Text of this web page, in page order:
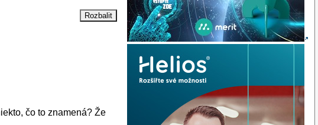
čo to znamená? Že